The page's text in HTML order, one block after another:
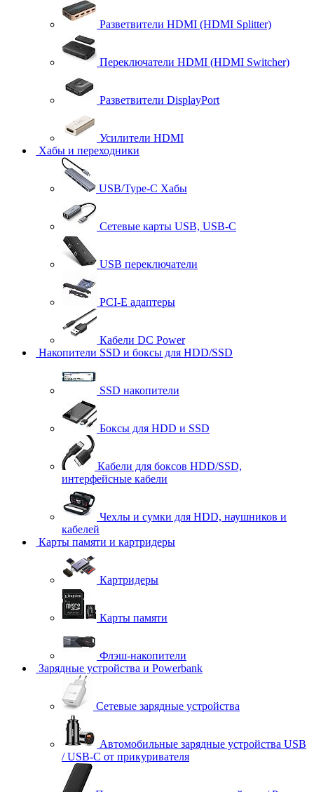
Разветвители HDMI (HDMI Splitter)
Переключатели HDMI (HDMI Switcher)
Разветвители DisplayPort
Усилители HDMI
Хабы и переходники
USB/Type-C Хабы
Сетевые карты USB, USB-C
USB переключатели
PCI-E адаптеры
Кабели DC Power
Накопители SSD и боксы для HDD/SSD
SSD накопители
Боксы для HDD и SSD
Кабели для боксов HDD/SSD,
интерфейсные кабели
Чехлы и сумки для HDD, наушников и
кабелей
Карты памяти и картридеры
Картридеры
Карты памяти
Флэш-накопители
Зарядные устройства и Powerbank
Сетевые зарядные устройства
Автомобильные зарядные устройства USB
/ USB-C от прикуривателя